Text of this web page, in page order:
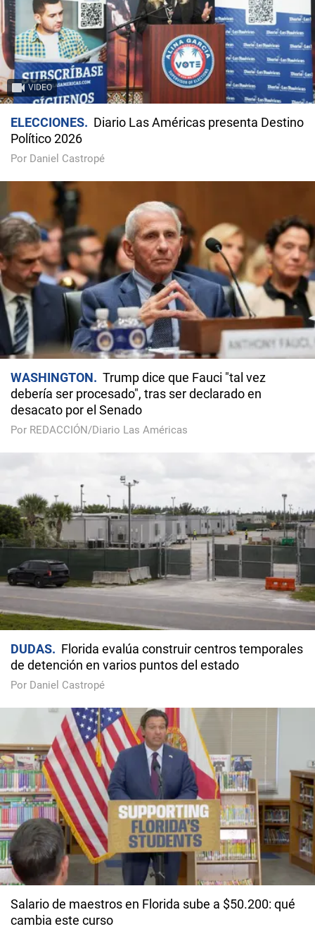
VIDEO
ELECCIONES
Diario Las Américas presenta Destino
Político 2026
Por Daniel Castropé
WASHINGTON
Trump dice que Fauci "tal vez
debería ser procesado", tras ser declarado en
desacato por el Senado
Por REDACCIÓN/Diario Las Américas
DUDAS
Florida evalúa construir centros temporales
de detención en varios puntos del estado
Por Daniel Castropé
Salario de maestros en Florida sube a $50.200: qué
cambia este curso